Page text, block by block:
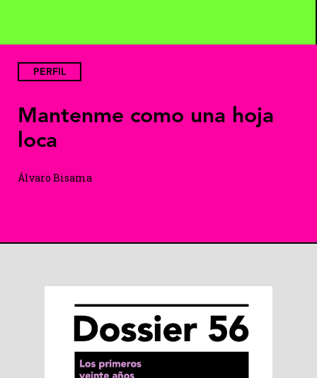
PERFIL
Mantenme como una hoja
loca
Álvaro Bisama